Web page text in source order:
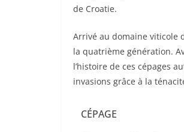
de Croatie.
Arrivé au domaine viticole
la quatrième génération.
l’histoire de ces cépages
invasions grâce à la
CÉPAGE